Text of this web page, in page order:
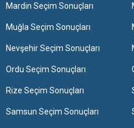
Mardin Seçim Sonuçları
Muğla Seçim Sonuçları
Nevşehir Seçim Sonuçları
Ordu Seçim Sonuçları
Rize Seçim Sonuçları
Samsun Seçim Sonuçları